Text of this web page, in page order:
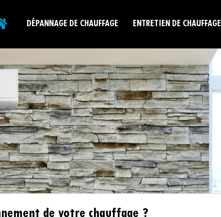
DÉPANNAGE DE CHAUFFAGE ENTRETIEN DE CHAUFFAGE
de votre chauffage ?